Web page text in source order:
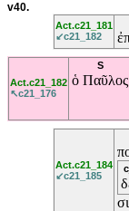
v40.
Act.c21_181
↙c21_182
Act.c21_182
↖c21_176
S
ὁ Παῦλος
Act.c21_184
↙c21_185